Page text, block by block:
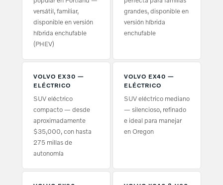
versátil, familiar,
disponible en versión
híbrida enchufable
(PHEV)
grandes, disponible en
versión híbrida
enchufable
VOLVO EX30 —
ELÉCTRICO
SUV eléctrico
compacto — desde
aproximadamente
$35,000, con hasta
275 millas de
autonomía
VOLVO EX40 —
ELÉCTRICO
SUV eléctrico mediano
— silencioso, refinado
e ideal para manejar
en Oregon